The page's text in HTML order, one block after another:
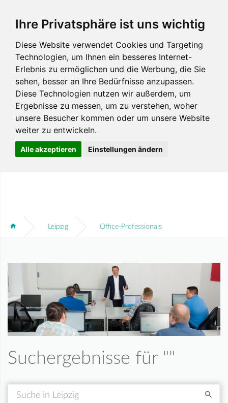
Ihre Privatsphäre ist uns wichtig
Diese Website verwendet Cookies und Targeting
Technologien, um Ihnen ein besseres Internet-
Erlebnis zu ermöglichen und die Werbung, die Sie
sehen, besser an Ihre Bedürfnisse anzupassen.
Diese Technologien nutzen wir außerdem, um
Ergebnisse zu messen, um zu verstehen, woher
unsere Besucher kommen oder um unsere Website
weiter zu entwickeln.
Alle akzeptieren Einstellungen ändern
Leipzig Office-Professionals
Suchergebnisse für ""